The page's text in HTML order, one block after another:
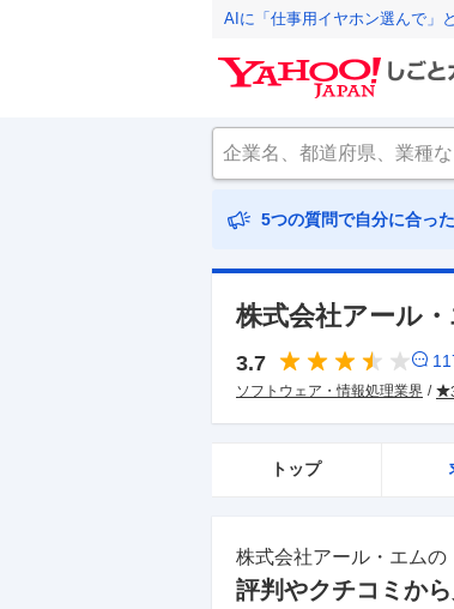
AIに「仕事用イヤホン選んで」
5つの質問で自分に合っ
株式会社アール
3.7
ソフトウェア・情報処理業界
トップ
株式会社アール・エムの
評判やクチコミか